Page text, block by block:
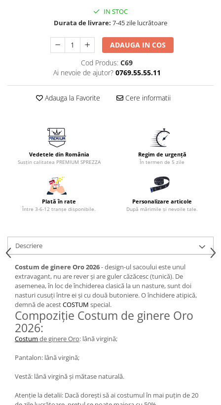
IN STOC
Durata de livrare: 7-45 zile lucrătoare
ADAUGA IN COS
Cod Produs: C69
Ai nevoie de ajutor? 0769.55.55.11
Adauga la Favorite Cere informatii
Vedetele din România
Susțin calitatea PREMIUM SPREZZA
Regim de urgență
În termen de 5 zile
Plată în rate
Între 3-6-12 tranșe disponibile.
Personalizare articole
După mărimile și nevoile tale.
Descriere
Costum de ginere Oro 2026- design-ul sacoului este unul
extravagant, nu are rever și are guler căzăcesc (tunică). De
asemenea, în loc de închiderea clasică la un nasture, sunt doi
nasturi cusuți între ei și cu două butoniere. O închidere atipică,
demnă de acestCOSTUM special.
Compoziție Costum de ginere Oro
2026:
Costum de ginere Oro: lână virgină;
Pantalon: lână virgină;
Vestă: lână virgină și mătase naturală.
Atenție la detalii: Dacă dorești să ai costumul în mai puțin de 20